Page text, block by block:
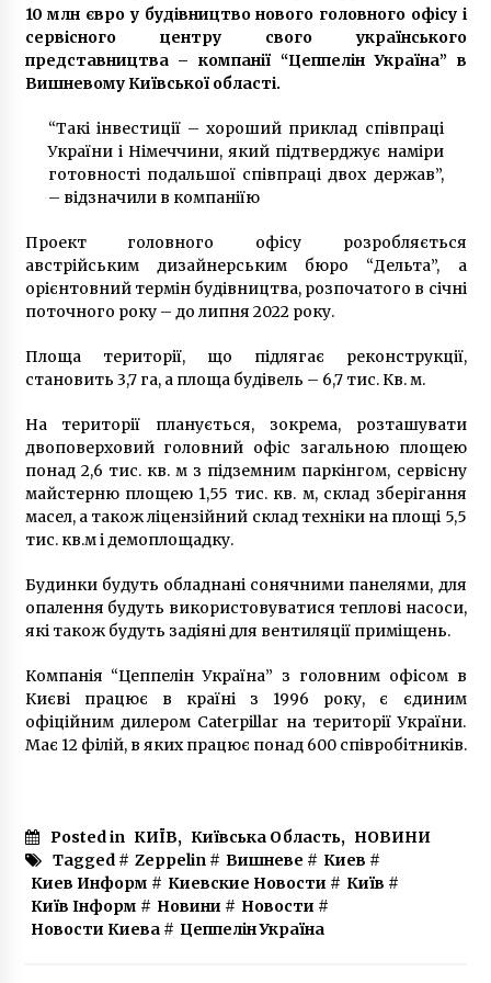
7 років ago
10 млн євро у будівництво нового головного офісу і
сервісного центру свого українського
представництва – компанії “Цеппелін Україна” в
Вишневому Київської області.
“Такі інвестиції – хороший приклад співпраці
України і Німеччини, який підтверджує наміри
готовності подальшої співпраці двох держав”,
– відзначили в компаніїю
Проект головного офісу розробляється
австрійським дизайнерським бюро “Дельта”, а
орієнтовний термін будівництва, розпочатого в січні
поточного року – до липня 2022 року.
Площа території, що підлягає реконструкції,
становить 3,7 га, а площа будівель – 6,7 тис. Кв. м.
На території планується, зокрема, розташувати
двоповерховий головний офіс загальною площею
понад 2,6 тис. кв. м з підземним паркінгом, сервісну
майстерню площею 1,55 тис. кв. м, склад зберігання
масел, а також ліцензійний склад техніки на площі 5,5
тис. кв.м і демоплощадку.
Будинки будуть обладнані сонячними панелями, для
опалення будуть використовуватися теплові насоси,
які також будуть задіяні для вентиляції приміщень.
Компанія “Цеппелін Україна” з головним офісом в
Києві працює в країні з 1996 року, є єдиним
офіційним дилером Caterpillar на території України.
Має 12 філій, в яких працює понад 600 співробітників.
Posted in КИЇВ, Київська Область, НОВИНИ
Tagged # Zeppelin# Вишневе # Киев #
Киев Информ # Киевские Новости # Київ #
Київ Інформ # Новини # Новости #
Новости Киева# Цеппелін Україна